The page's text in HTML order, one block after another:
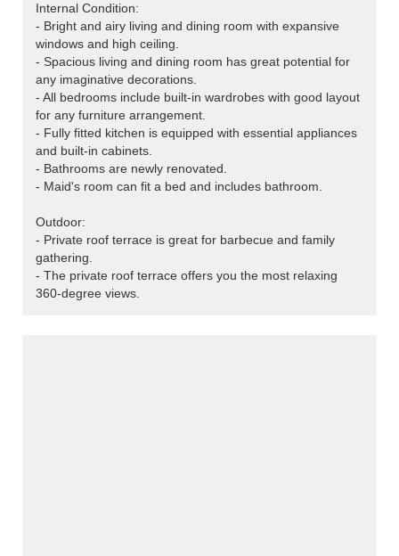
Internal Condition:
- Bright and airy living and dining room with expansive
windows and high ceiling.
- Spacious living and dining room has great potential for
any imaginative decorations.
- All bedrooms include built-in wardrobes with good layout
for any furniture arrangement.
- Fully fitted kitchen is equipped with essential appliances
and built-in cabinets.
- Bathrooms are newly renovated.
- Maid's room can fit a bed and includes bathroom.
Outdoor:
- Private roof terrace is great for barbecue and family
gathering.
- The private roof terrace offers you the most relaxing
360-degree views.